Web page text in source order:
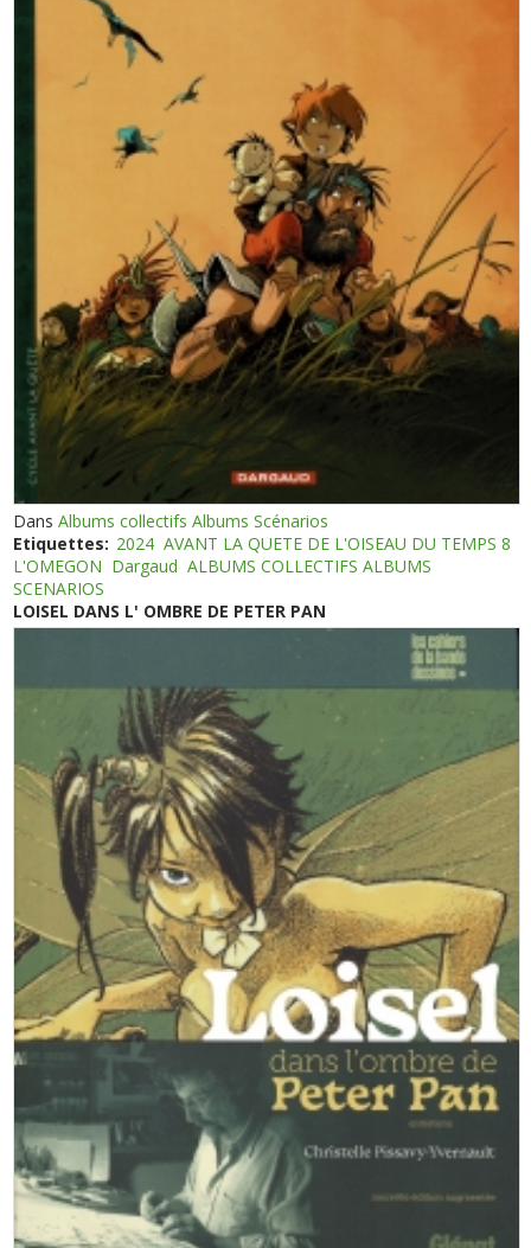
DansAlbums collectifs Albums Scénarios
Etiquettes: 2024 AVANT LA QUETE DE L'OISEAU DU TEMPS 8
L'OMEGON Dargaud ALBUMS COLLECTIFS ALBUMS
SCENARIOS
LOISEL DANS L' OMBRE DE PETER PAN